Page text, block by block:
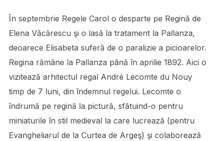
În septembrie Regele Carol o desparte pe Regină de
Elena Văcărescu şi o lasă la tratament la Pallanza,
deoarece Elisabeta suferă de o paralizie a picioarelor.
Regina rămâne la Pallanza până în aprilie 1892. Aici o
vizitează arhitectul regal André Lecomte du Nouy
timp de 7 luni, din îndemnul regelui. Lecomte o
îndrumă pe regină la pictură, sfătuind-o pentru
miniaturile în stil medieval la care lucrează (pentru
Evangheliarul de la Curtea de Argeş) şi colaborează